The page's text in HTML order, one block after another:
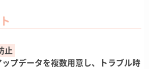
止
プデータを複数用意し、トラブル時